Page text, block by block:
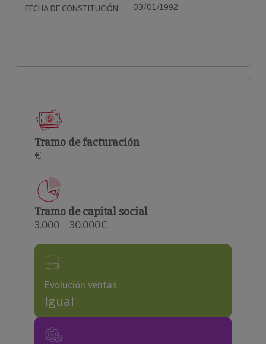
FECHA DE CONSTITUCIÓN 03/01/1992
Tramo de facturación
€
Tramo de capital social
3.000 – 30.000€
Evolución ventas
Igual